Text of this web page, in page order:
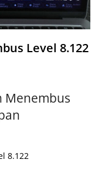
Level 8.122
Menembus